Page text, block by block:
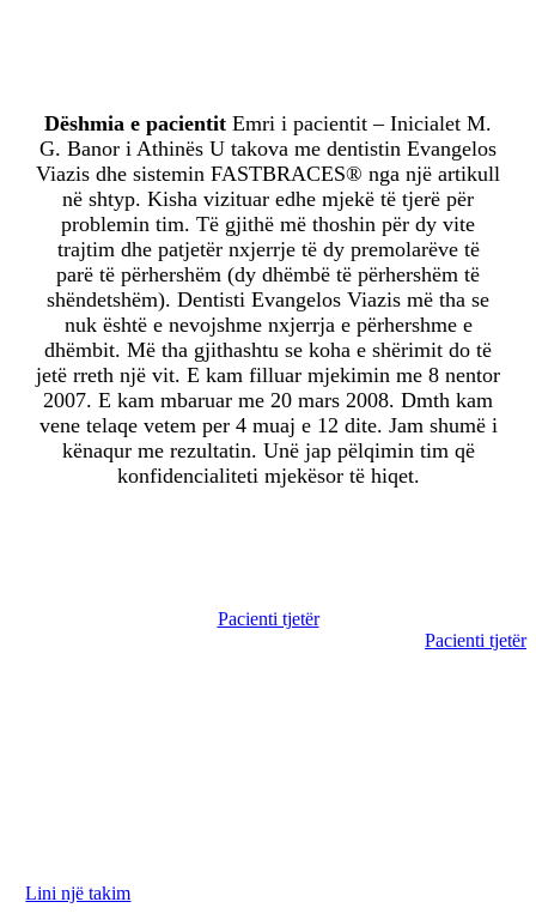
Dëshmia e pacientit Emri i pacientit – Inicialet M.
G. Banor i Athinës U takova me dentistin Evangelos
Viazis dhe sistemin FASTBRACES® nga një artikull
në shtyp. Kisha vizituar edhe mjekë të tjerë për
problemin tim. Të gjithë më thoshin për dy vite
trajtim dhe patjetër nxjerrje të dy premolarëve të
parë të përhershëm (dy dhëmbë të përhershëm të
shëndetshëm). Dentisti Evangelos Viazis më tha se
nuk është e nevojshme nxjerrja e përhershme e
dhëmbit. Më tha gjithashtu se koha e shërimit do të
jetë rreth një vit. E kam filluar mjekimin me 8 nentor
2007. E kam mbaruar me 20 mars 2008. Dmth kam
vene telaqe vetem per 4 muaj e 12 dite. Jam shumë i
kënaqur me rezultatin. Unë jap pëlqimin tim që
konfidencialiteti mjekësor të hiqet.
Pacienti tjetër
Pacienti tjetër
Lini një takim